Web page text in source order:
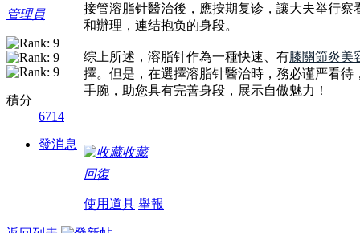
管理員
積分
6714
發消息
接管溶脂针醫治後，應按期复诊，讓大夫举行
和辦理，連结抱负的身段。
综上所述，溶脂针作為一種快速、有膝關節炎美
擇。但是，在選擇溶脂针醫治時，務必谨严看
手腕，助您具有完善身段，展示自傲魅力！
收藏
回復
使用道具 舉報